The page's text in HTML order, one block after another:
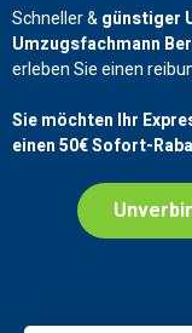
Schneller &günstiger
Umzugsfachmann
erleben Sie einen
Sie möchten Ihr
einen50€Sofort-